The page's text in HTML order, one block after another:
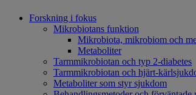
Forskning i fokus
Mikrobiotans funktion
Mikrobiota, mikrobiom och
Metaboliter
Tarmmikrobiotan och typ 2-diabetes
Tarmmikrobiotan och hjärt-
Metaboliter som styr sjukdom